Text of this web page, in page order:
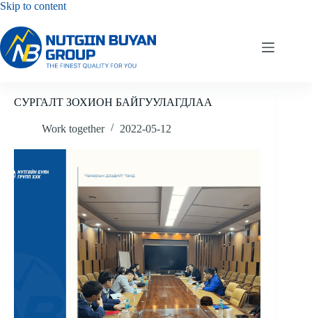
Skip to content
СУРГАЛТ ЗОХИОН БАЙГУУЛАГДЛАА
Work together 2022-05-12